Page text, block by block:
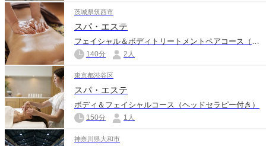
茨城県筑西市
スパ・エステ
フェイシャル＆ボディトリートメントペアコース（ドライヘッドスパ付き）
140分 2人
東京都渋谷区
スパ・エステ
ボディ＆フェイシャルコース（ヘッドセラピー付き）
150分 1人
神奈川県大和市